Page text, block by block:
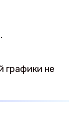
графики не